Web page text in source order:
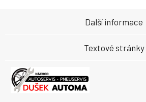
Další informace
Textové stránky